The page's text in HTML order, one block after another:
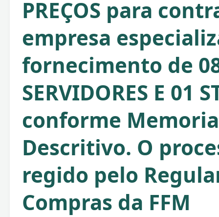
PREÇOS para
empresa
fornecimento de
SERVIDORES E 01
conforme
Descritivo. O
regido pelo
Compras da FFM